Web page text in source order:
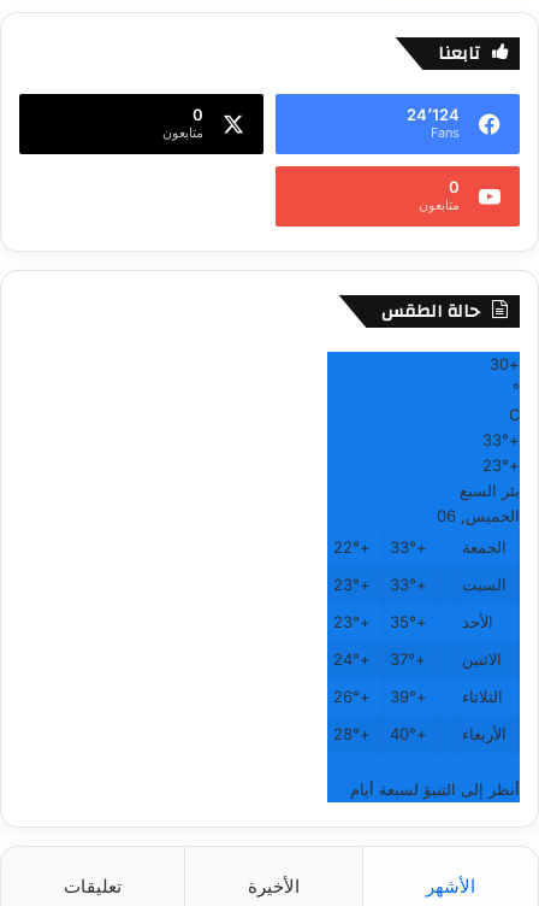
تابعنا
24٬124
Fans
0
متابعون
0
متابعون
حالة الطقس
+
30
°
C
+
33°
+
23°
بئر السبع
الخميس, 06
الجمعة
+
33°
+
22°
السبت
+
33°
+
23°
الأحد
+
35°
+
23°
الاثنين
+
37°
+
24°
الثلاثاء
+
39°
+
26°
الأربعاء
+
40°
+
28°
أنظر إلى التنبؤ لسبعة أيام
الأشهر الأخيرة تعليقات